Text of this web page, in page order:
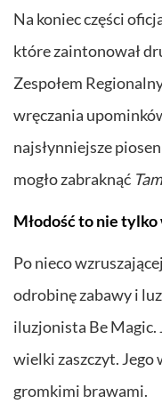
Na koniec części
które zaintonował
Zespołem
wręczania
najsłynniejsze
mogło zabraknąć
Młodość to nie
Po nieco
odrobinę zabawy i
iluzjonista Be Magic.
wielki zaszczyt. Jego
gromkimi brawami.